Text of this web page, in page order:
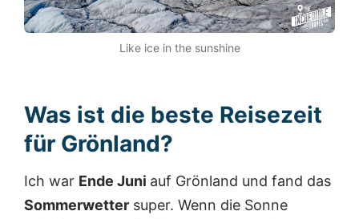
Like ice in the sunshine
Was ist die beste Reisezeit
für Grönland?
Ich war Ende Juni auf Grönland und fand das
Sommerwetter super. Wenn die Sonne